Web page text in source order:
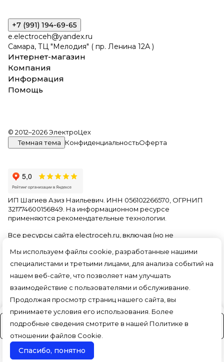
Мы используем файлы cookie, разработанные нашими
специалистами и третьими лицами, для анализа событий на
нашем веб-сайте, что позволяет нам улучшать
взаимодействие с пользователями и обслуживание.
Продолжая просмотр страниц нашего сайта, вы
принимаете условия его использования. Более
подробные сведения смотрите в нашей Политике в
отношении файлов Cookie
Спасибо, понятно
На заказ (3-4 дня)
+7 (991) 194-69-65
e.electroceh@yandex.ru
Самара, ТЦ "Мелодия" ( пр. Ленина 12А )
Интернет-магазин
Компания
Информация
Помощь
© 2012–2026 ЭлектроЦех
Темная тема
КонфиденциальностьОферта
ИП Шагиев Азиз Наильевич. ИНН 056102266570, ОГРНИП
321774600156849. На информационном ресурсе
применяются рекомендательные технологии
Все ресурсы сайта electroceh.ru, включая (но не
и видео информацию, структуру, дизайн и оформление
страниц, доменное имя, фирменное наименование
являются объектами авторского права и прав на
интеллектуальную собственность, защищены российским
законодательством и международными соглашениями об
охране авторских прав.Читать далее